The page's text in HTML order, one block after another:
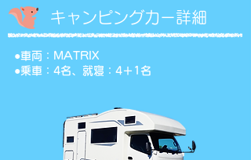
​キャンピングカー詳細
●車両：MATRIX
●乗車：4名、就寝：4＋1名